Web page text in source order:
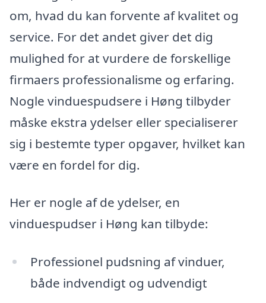
om, hvad du kan forvente af kvalitet og
service. For det andet giver det dig
mulighed for at vurdere de forskellige
firmaers professionalisme og erfaring.
Nogle vinduespudsere i Høng tilbyder
måske ekstra ydelser eller specialiserer
sig i bestemte typer opgaver, hvilket kan
være en fordel for dig.
Her er nogle af de ydelser, en
vinduespudser i Høng kan tilbyde:
Professionel pudsning af vinduer,
både indvendigt og udvendigt